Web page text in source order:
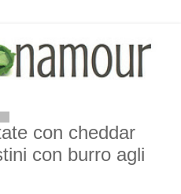
con cheddar
con burro agli